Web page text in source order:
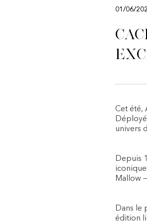
01/06/
Cet été,
univers
Depuis
Mallow
Dans le
édition